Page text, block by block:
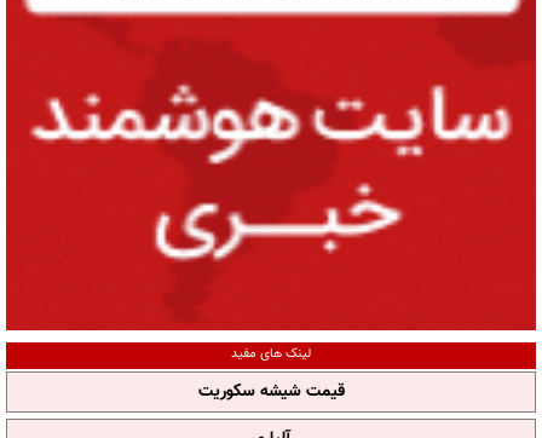
لینک های مفید
قیمت شیشه سکوریت